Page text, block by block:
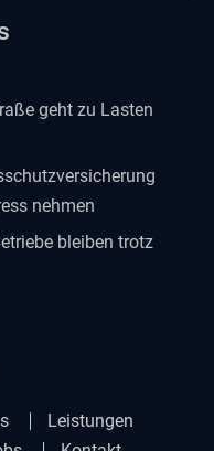
geht zu Lasten
nehmen
bleiben trotz
Leistungen